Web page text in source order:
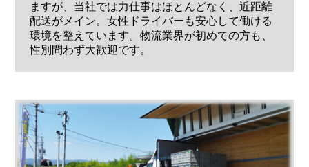
ますが、当社では力仕事はほとんどなく、近距離
配送がメイン。女性ドライバーも安心して働ける
環境を整えています。物流業界が初めての方も、
性別問わず大歓迎です。